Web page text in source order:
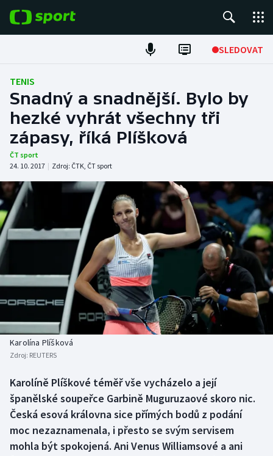
SLEDOVAT
Fotbal
Hokej
Tenis
Atletika
Cyklistika
DALŠÍ SPORTY
Americký fotbal
Baseball a softbal
Basketbal
Biatlon
Box
Curling
NEPŘEHLÉDNĚTE
Soutěže
Historické návraty
Aplikace ČT sport
TENIS
Snadný a snadnější. Bylo by
hezké vyhrát všechny tři
zápasy, říká Plíšková
ČT sport
24. 10. 2017 | Zdroj: ČTK, ČT sport
Karolína Plíšková
Zdroj: REUTERS
Karolíně Plíškové téměř vše vycházelo a její
španělské soupeřce Garbině Muguruzaové skoro nic.
Česká esová královna sice přímých bodů z podání
moc nezaznamenala, i přesto se svým servisem
mohla být spokojená. Ani Venus Williamsové a ani